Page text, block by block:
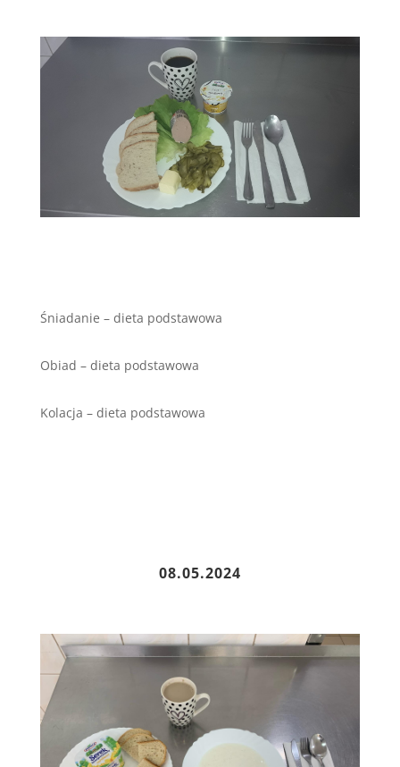
Śniadanie – dieta podstawowa
Obiad – dieta podstawowa
Kolacja – dieta podstawowa
08.05.2024